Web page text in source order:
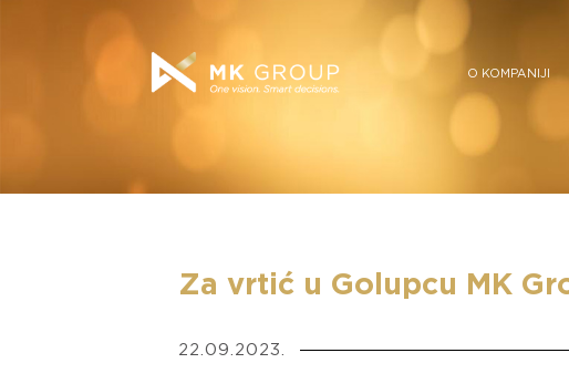
O KOMPANIJI
Za vrtić u Golupcu MK
22.09.2023.